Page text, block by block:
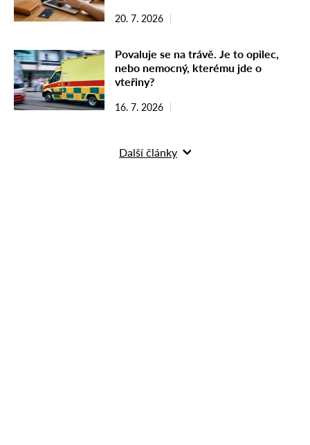
20. 7. 2026
Povaluje se na trávě. Je to opilec,
nebo nemocný, kterému jde o
vteřiny?
16. 7. 2026
Další články